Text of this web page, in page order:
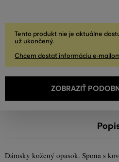
Tento produkt nie je aktuálne
už ukončený.
Chcem dostať informáciu e-
ZOBRAZIŤ
Dámsky kožený opasok. Spona s